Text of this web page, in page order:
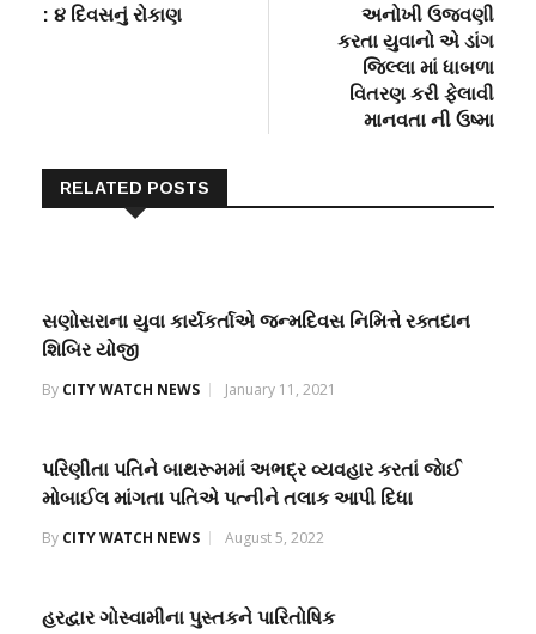
: ૪ દિવસનું રોકાણ
અનોખી ઉજવણી
કરતા યુવાનો એ ડાંગ
જિલ્લા માં ધાબળા
વિતરણ કરી ફેલાવી
માનવતા ની ઉષ્મા
RELATED POSTS
સણોસરાના યુવા કાર્યકર્તાએ જન્મદિવસ નિમિત્તે રક્તદાન
શિબિર યોજી
By CITY WATCH NEWS January 11, 2021
પરિણીતા પતિને બાથરૂમમાં અભદ્ર વ્યવહાર કરતાં જાેઈ
મોબાઈલ માંગતા પતિએ પત્નીને તલાક આપી દિધા
By CITY WATCH NEWS August 5, 2022
હરદ્વાર ગોસ્વામીના પુસ્તકને પારિતોષિક